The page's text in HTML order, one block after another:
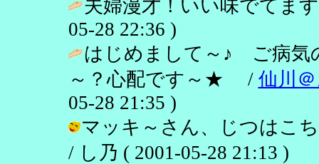
夫婦漫才！いい味でてま
05-28 22:36 )
はじめまして～♪ ご病気
～？心配です～★ / 仙川
05-28 21:35 )
マッキ～さん、じつはこ
/ し乃 ( 2001-05-28 21:13 )